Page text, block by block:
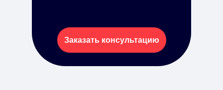
Заказать консультацию